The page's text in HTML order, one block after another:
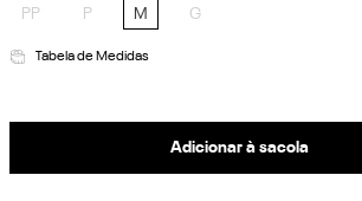
PP P M G
Tabela de Medidas
Adicionar à sacola